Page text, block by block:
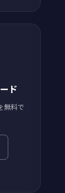
ド
無料で